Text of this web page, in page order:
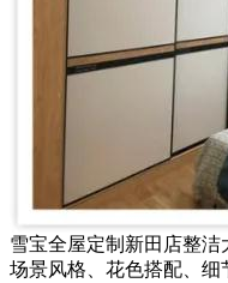
雪宝全屋定制新田店整洁
场景风格、花色搭配、